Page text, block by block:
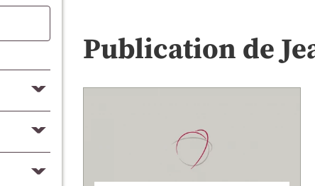
Publication de